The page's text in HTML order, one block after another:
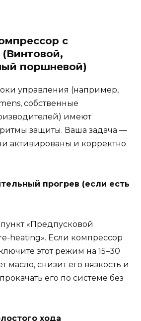
с
(Винтовой,
поршневой)
управления (например,
собственные
имеют
защиты. Ваша задача —
активированы и корректно
прогрев (если есть
«Предпусковой
heating». Если компрессор
этот режим на 15–30
масло, снизит его вязкость и
его по системе без
хода